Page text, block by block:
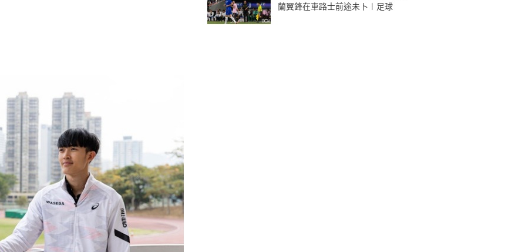
蘭翼鋒在車路士前途未卜︱足球